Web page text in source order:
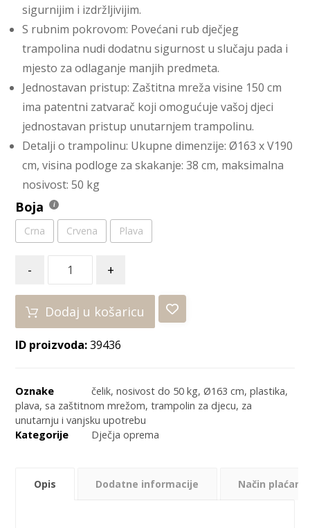
sigurnijim i izdržljivijim.
S rubnim pokrovom: Povećani rub dječjeg
trampolina nudi dodatnu sigurnost u slučaju pada i
mjesto za odlaganje manjih predmeta.
Jednostavan pristup: Zaštitna mreža visine 150 cm
ima patentni zatvarač koji omogućuje vašoj djeci
jednostavan pristup unutarnjem trampolinu.
Detalji o trampolinu: Ukupne dimenzije: Ø163 x V190
cm, visina podloge za skakanje: 38 cm, maksimalna
nosivost: 50 kg
Boja
Crna Crvena Plava
- +
Dodaj u košaricu
ID proizvoda:39436
Oznake čelik,nosivost do 50 kg,Ø163 cm,plastika,
plava, sa zaštitnom mrežom,trampolin za djecu, za
unutarnju i vanjsku upotrebu
Kategorije
Dječja oprema
Opis Dodatne informacije Način